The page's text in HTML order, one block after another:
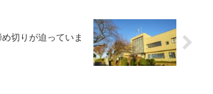
切りが迫っていま